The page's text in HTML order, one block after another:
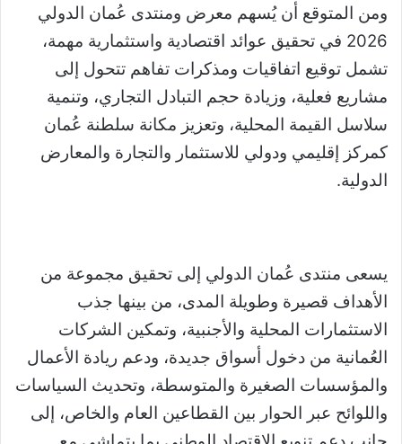
ومن المتوقع أن يُسهم معرض ومنتدى عُمان الدولي
2026 في تحقيق عوائد اقتصادية واستثمارية مهمة،
تشمل توقيع اتفاقيات ومذكرات تفاهم تتحول إلى
مشاريع فعلية، وزيادة حجم التبادل التجاري، وتنمية
سلاسل القيمة المحلية، وتعزيز مكانة سلطنة عُمان
كمركز إقليمي ودولي للاستثمار والتجارة والمعارض
الدولية.
يسعى منتدى عُمان الدولي إلى تحقيق مجموعة من
الأهداف قصيرة وطويلة المدى، من بينها جذب
الاستثمارات المحلية والأجنبية، وتمكين الشركات
العُمانية من دخول أسواق جديدة، ودعم ريادة الأعمال
والمؤسسات الصغيرة والمتوسطة، وتحديث السياسات
واللوائح عبر الحوار بين القطاعين العام والخاص، إلى